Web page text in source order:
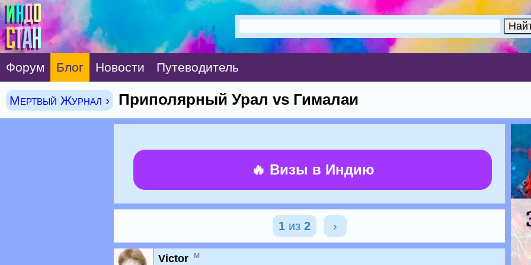
Форум Блог Новости Путеводитель
Мертвый Журнал › Приполярный Урал vs Гималаи
🔥 Визы в Индию
1из 2 ›
Victor м